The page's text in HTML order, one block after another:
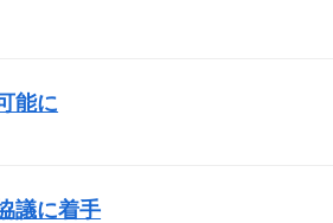
能に
議に着手